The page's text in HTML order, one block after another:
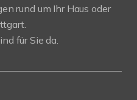
rund um Ihr Haus oder
für Sie da.